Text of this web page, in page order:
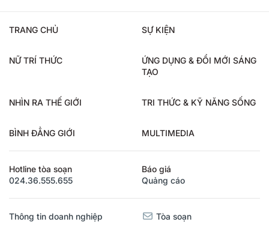
TRANG CHỦ SỰ KIỆN
NỮ TRÍ THỨC
ỨNG DỤNG & ĐỔI MỚI SÁNG
TẠO
NHÌN RA THẾ GIỚI TRI THỨC & KỸ NĂNG SỐNG
BÌNH ĐẲNG GIỚI MULTIMEDIA
Hotline tòa soạn
024.36.555.655
Báo giá
Quảng cáo
Thông tin doanh nghiệp Tòa soạn